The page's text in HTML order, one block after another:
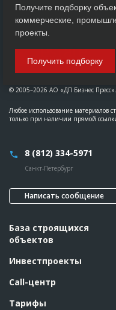
© 2005–2026 АО «ДП Бизнес
Любое использование материалов
только при наличии прямой
8 (812) 334-5971
Санкт-Петербург
Написать сообщение
База строящихся
объектов
Инвестпроекты
Call-центр
Тарифы
Получите подборку
коммерческие,
проекты.
Получить подборку